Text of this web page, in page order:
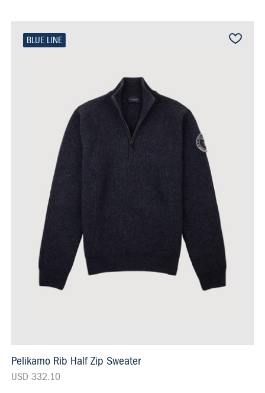
BLUE LINE
Pelikamo Rib Half Zip Sweater
USD 332.10